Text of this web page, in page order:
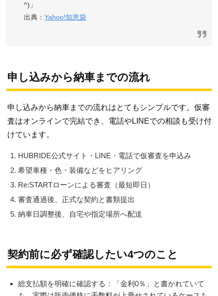
^)」
出典： Yahoo!知恵袋
申し込みから納車までの流れ
申し込みから納車までの流れはとてもシンプルです。仮審
査はオンラインで完結でき、電話やLINEでの相談も受け付
けています。
HUBRIDE公式サイト・LINE・電話で仮審査を申込み
希望車種・色・装備などをヒアリング
Re:STARTローンによる審査（最短即日）
審査通過後、正式な契約と書類提出
納車日調整後、自宅や指定場所へ配送
契約前に必ず確認したい4つのこと
総支払額を明確に確認する：「金利0％」と書かれていて